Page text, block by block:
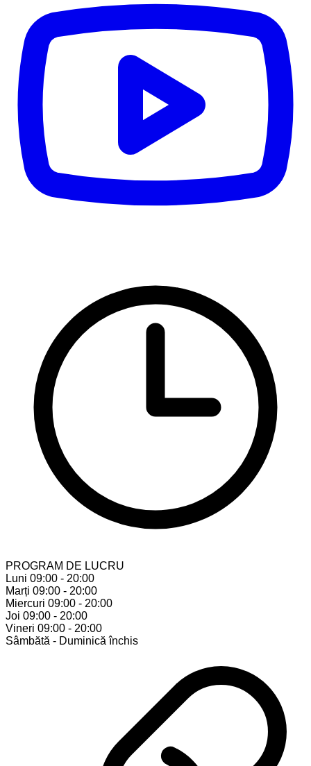
PROGRAM DE LUCRU
Luni 09:00 - 20:00
Marți 09:00 - 20:00
Miercuri 09:00 - 20:00
Joi 09:00 - 20:00
Vineri 09:00 - 20:00
Sâmbătă - Duminică închis